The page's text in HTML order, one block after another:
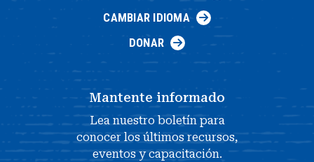
CAMBIAR IDIOMA
DONAR
Mantente informado
Lea nuestro boletín para
conocer los últimos recursos,
eventos y capacitación.